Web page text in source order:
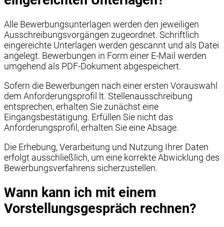
Alle Bewerbungsunterlagen werden den jeweiligen
Ausschreibungsvorgängen zugeordnet. Schriftlich
eingereichte Unterlagen werden gescannt und als Datei
angelegt. Bewerbungen in Form einer E-Mail werden
umgehend als PDF-Dokument abgespeichert.
Sofern die Bewerbungen nach einer ersten Vorauswahl
dem Anforderungsprofil lt. Stellenausschreibung
entsprechen, erhalten Sie zunächst eine
Eingangsbestätigung. Erfüllen Sie nicht das
Anforderungsprofil, erhalten Sie eine Absage.
Die Erhebung, Verarbeitung und Nutzung Ihrer Daten
erfolgt ausschließlich, um eine korrekte Abwicklung des
Bewerbungsverfahrens sicherzustellen.
Wann kann ich mit einem
Vorstellungsgespräch rechnen?